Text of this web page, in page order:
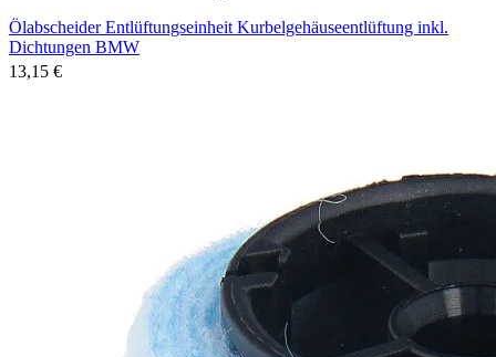
Ölabscheider Entlüftungseinheit Kurbelgehäuseentlüftung inkl.
Dichtungen BMW
13,15 €